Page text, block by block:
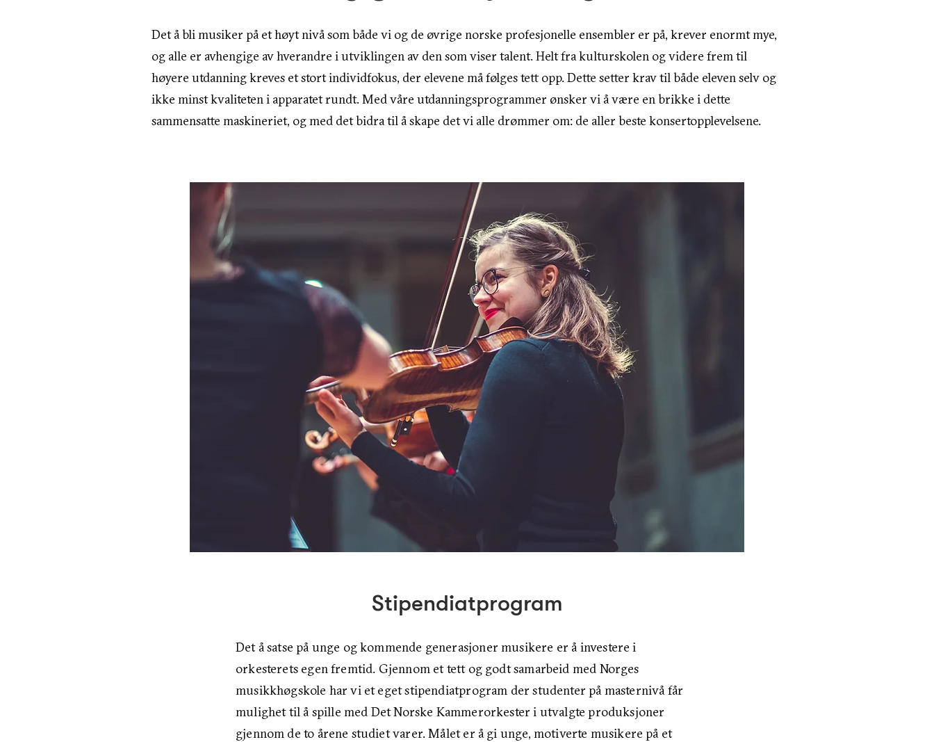
Det å bli musiker på et høyt nivå som både vi og de øvrige norske profesjonelle ensembler er på, krever enormt mye,
og alle er avhengige av hverandre i utviklingen av den som viser talent. Helt fra kulturskolen og videre frem til
høyere utdanning kreves et stort individfokus, der elevene må følges tett opp. Dette setter krav til både eleven selv og
ikke minst kvaliteten i apparatet rundt. Med våre utdanningsprogrammer ønsker vi å være en brikke i dette
sammensatte maskineriet, og med det bidra til å skape det vi alle drømmer om: de aller beste konsertopplevelsene.
Stipendiatprogram
Det å satse på unge og kommende generasjoner musikere er å investere i
orkesterets egen fremtid. Gjennom et tett og godt samarbeid med Norges
musikkhøgskole har vi et eget stipendiatprogram der studenter på masternivå får
mulighet til å spille med Det Norske Kammerorkester i utvalgte produksjoner
gjennom de to årene studiet varer. Målet er å gi unge, motiverte musikere på et